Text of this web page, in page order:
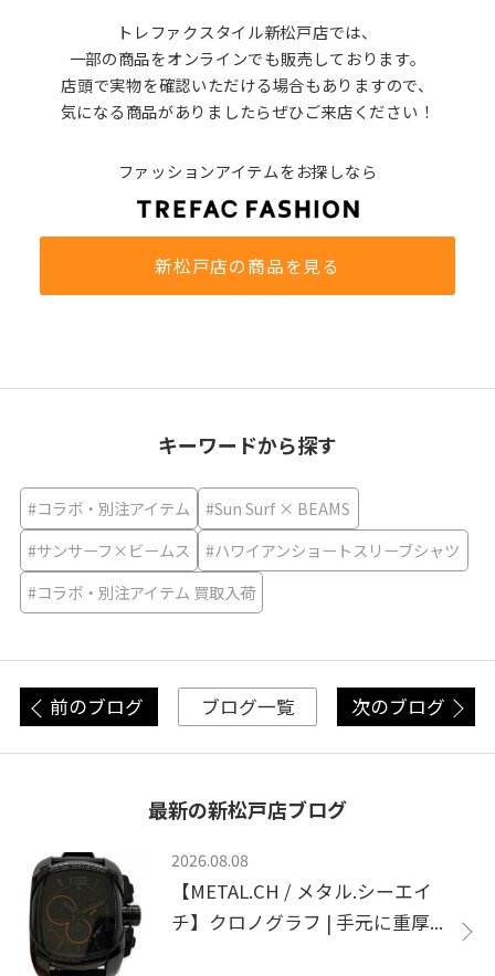
トレファクスタイル新松戸店では、
一部の商品をオンラインでも販売しております。
店頭で実物を確認いただける場合もありますので、
気になる商品がありましたらぜひご来店ください！
ファッションアイテムをお探しなら
新松戸店の商品を見る
キーワードから探す
#コラボ・別注アイテム
#Sun Surf × BEAMS
#サンサーフ×ビームス
#ハワイアンショートスリーブシャツ
#コラボ・別注アイテム 買取入荷
前のブログ ブログ一覧 次のブログ
最新の新松戸店ブログ
2026.08.08
【METAL.CH / メタル.シーエイ
チ】クロノグラフ | 手元に重厚...